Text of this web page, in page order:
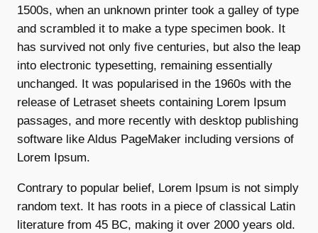
1500s, when an unknown printer took a galley of type
and scrambled it to make a type specimen book. It
has survived not only five centuries, but also the leap
into electronic typesetting, remaining essentially
unchanged. It was popularised in the 1960s with the
release of Letraset sheets containing Lorem Ipsum
passages, and more recently with desktop publishing
software like Aldus PageMaker including versions of
Lorem Ipsum.
Contrary to popular belief, Lorem Ipsum is not simply
random text. It has roots in a piece of classical Latin
literature from 45 BC, making it over 2000 years old.